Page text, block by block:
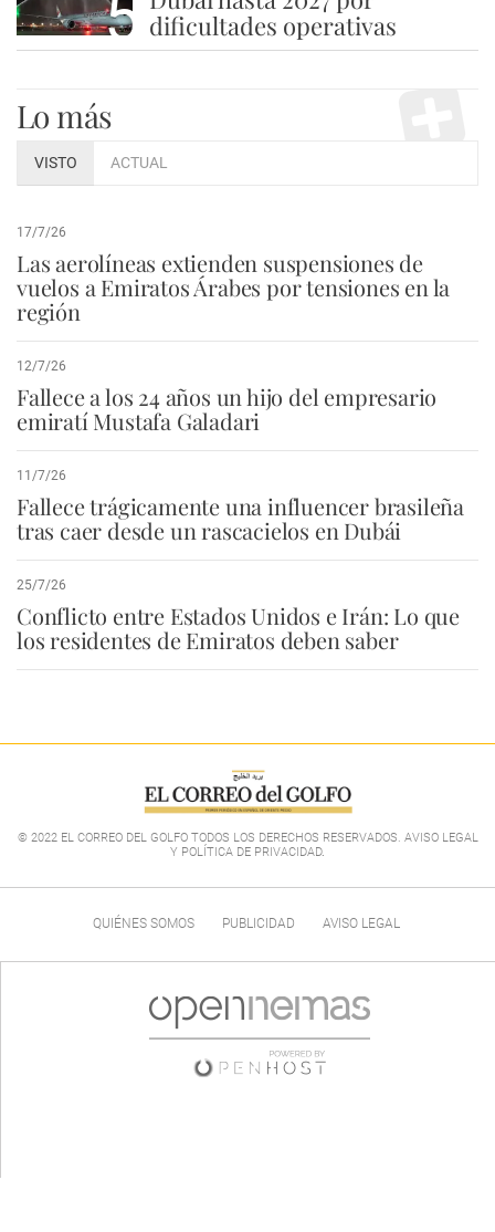
5 dificultades operativas
Lo más
VISTO ACTUAL
17/7/26
Las aerolíneas extienden suspensiones de
vuelos a Emiratos Árabes por tensiones en la
región
12/7/26
Fallece a los 24 años un hijo del empresario
emiratí Mustafa Galadari
11/7/26
Fallece trágicamente una influencer brasileña
tras caer desde un rascacielos en Dubái
25/7/26
Conflicto entre Estados Unidos e Irán: Lo que
los residentes de Emiratos deben saber
© 2022 EL CORREO DEL GOLFO TODOS LOS DERECHOS RESERVADOS. AVISO LEGAL
Y POLÍTICA DE PRIVACIDAD.
QUIÉNES SOMOS PUBLICIDAD AVISO LEGAL